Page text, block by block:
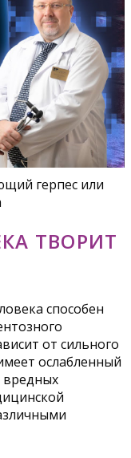
герпес или
ТВОРИТ
способен
от сильного
ослабленный
вредных